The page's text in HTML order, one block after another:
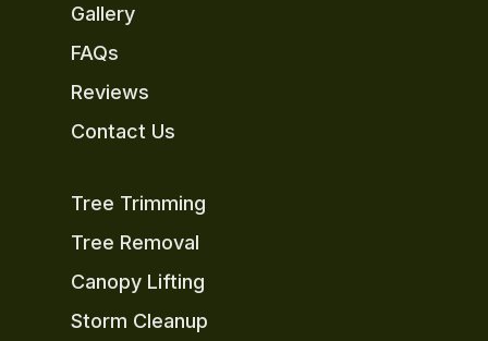
Gallery
FAQs
Reviews
Contact Us
Tree Trimming
Tree Removal
Canopy Lifting
Storm Cleanup